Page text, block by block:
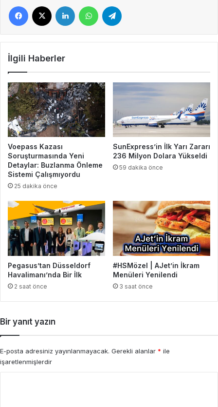
Facebook LinkedIn WhatsApp
İlgili Haberler
Voepass Kazası
Soruşturmasında Yeni
Detaylar: Buzlanma Önleme
Sistemi Çalışmıyordu
25 dakika önce
SunExpress’in İlk Yarı Zararı
236 Milyon Dolara Yükseldi
59 dakika önce
Pegasus’tan Düsseldorf
Havalimanı’nda Bir İlk
2 saat önce
#HSMözel | AJet’in İkram
Menüleri Yenilendi
3 saat önce
Bir yanıt yazın
E-posta adresiniz yayınlanmayacak. Gerekli alanlar * ile
işaretlenmişlerdir